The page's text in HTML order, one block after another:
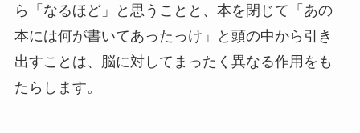
ら「なるほど」と思うことと、本を閉じて「あの
本には何が書いてあったっけ」と頭の中から引き
出すことは、脳に対してまったく異なる作用をも
たらします。